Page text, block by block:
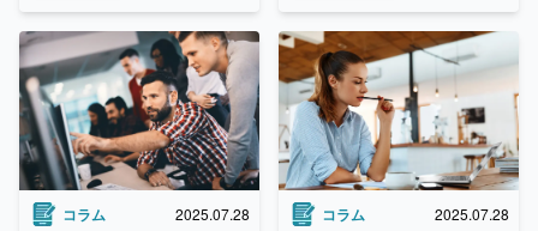
コラム 2025.07.28 コラム 2025.07.28